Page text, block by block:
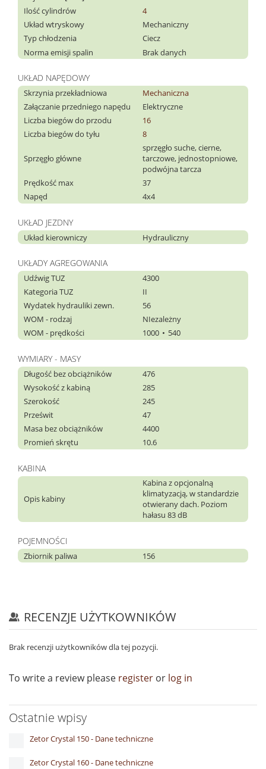
Ilość cylindrów
4
Układ wtryskowy
Mechaniczny
Typ chłodzenia
Ciecz
Norma emisji spalin
Brak danych
UKŁAD NAPĘDOWY
Skrzynia przekładniowa
Mechaniczna
Załączanie przedniego napędu
Elektryczne
Liczba biegów do przodu
16
Liczba biegów do tyłu
8
Sprzęgło główne
sprzęgło suche, cierne,
tarczowe, jednostopniowe,
podwójna tarcza
Prędkość max
37
Napęd
4x4
UKŁAD JEZDNY
Układ kierowniczy Hydrauliczny
UKŁADY AGREGOWANIA
Udźwig TUZ
4300
Kategoria TUZ
II
Wydatek hydrauliki zewn.
56
WOM - rodzaj
NIezależny
WOM - prędkości
1000 540
WYMIARY - MASY
Długość bez obciążników
476
Wysokość z kabiną
285
Szerokość
245
Prześwit
47
Masa bez obciążników
4400
Promień skrętu
10.6
KABINA
Opis kabiny
Kabina z opcjonalną
klimatyzacją, w standardzie
otwierany dach. Poziom
hałasu 83 dB
POJEMNOŚCI
Zbiornik paliwa 156
RECENZJE UŻYTKOWNIKÓW
Brak recenzji użytkowników dla tej pozycji.
To write a review please register or log in
Ostatnie wpisy
Zetor Crystal 150 - Dane techniczne
Zetor Crystal 160 - Dane techniczne